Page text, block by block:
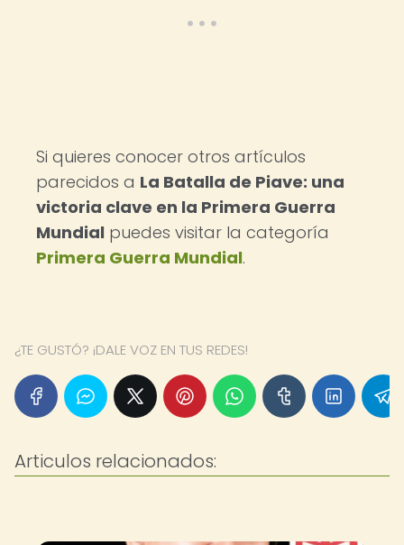
Si quieres conocer otros artículos
parecidos a La Batalla de Piave: una
victoria clave en la Primera Guerra
Mundial puedes visitar la categoría
Primera Guerra Mundial.
¿TE GUSTÓ? ¡DALE VOZ EN TUS REDES!
Articulos relacionados: